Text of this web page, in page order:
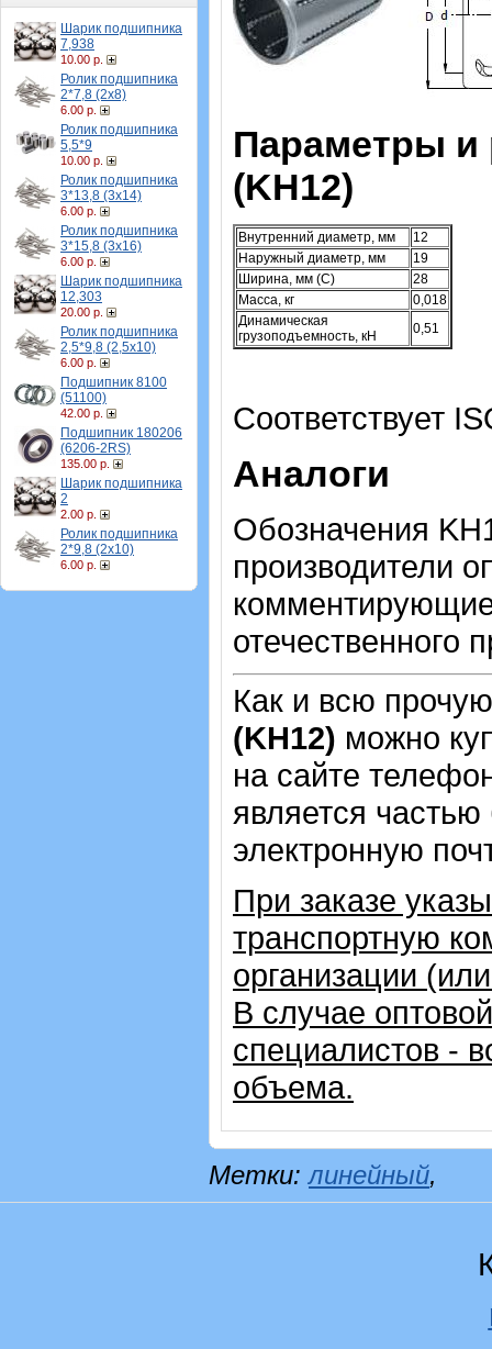
Шарик подшипника
7,938
10.00 р.
Ролик подшипника
2*7,8 (2х8)
6.00 р.
Ролик подшипника
5,5*9
10.00 р.
Ролик подшипника
3*13,8 (3х14)
6.00 р.
Ролик подшипника
3*15,8 (3х16)
6.00 р.
Шарик подшипника
12,303
20.00 р.
Ролик подшипника
2,5*9,8 (2,5х10)
6.00 р.
Подшипник 8100
(51100)
42.00 р.
Подшипник 180206
(6206-2RS)
135.00 р.
Шарик подшипника
2
2.00 р.
Ролик подшипника
2*9,8 (2х10)
6.00 р.
Параметры и
(KH12)
Внутренний диаметр, мм
12
Наружный диаметр, мм
19
Ширина, мм (C)
28
Масса, кг
0,018
Динамическая
грузоподъемность, кН
0,51
Соответствует
Аналоги
Обозначения
производители
отечественного
Как и всю
(KH12) можно
на сайте
является
электронную
При заказе
транспортную
организации
В случае
специалистов -
объема.
Метки:линейный,